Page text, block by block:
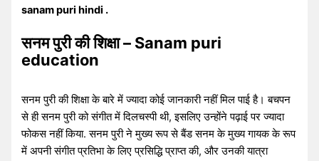
sanam puri hindi .
सनम पुरी की शिक्षा – Sanam puri
education
सनम पुरी की शिक्षा के बारे में ज्यादा कोई जानकारी नहीं मिल पाई है। बचपन
से ही सनम पुरी को संगीत में दिलचस्पी थी, इसलिए उन्होंने पढ़ाई पर ज्यादा
फोकस नहीं किया. सनम पुरी ने मुख्य रूप से बैंड सनम के मुख्य गायक के रूप
में अपनी संगीत प्रतिभा के लिए प्रसिद्धि प्राप्त की, और उनकी यात्रा